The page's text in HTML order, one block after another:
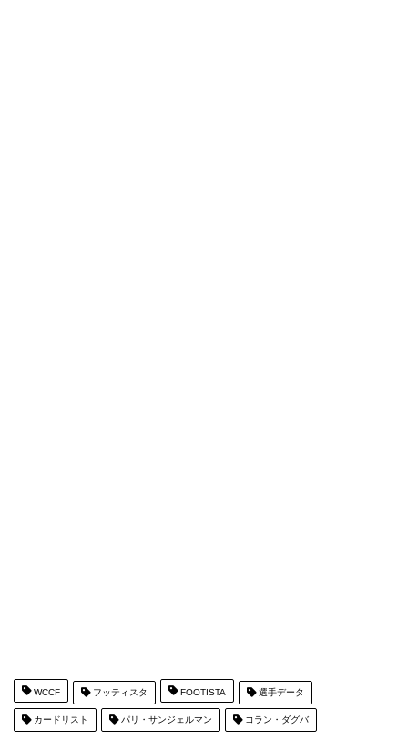
WCCF フッティスタ FOOTISTA 選手データ
カードリスト パリ・サンジェルマン コラン・ダグバ